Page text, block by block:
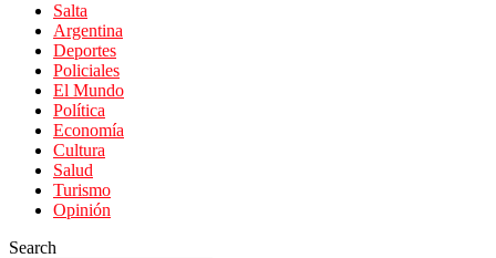
Salta
Argentina
Deportes
Policiales
El Mundo
Política
Economía
Cultura
Salud
Turismo
Opinión
Search